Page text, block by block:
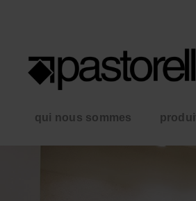
qui nous sommes